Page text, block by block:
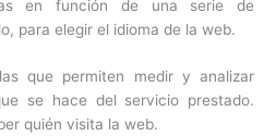
en función de una serie de
para elegir el idioma de la web.
que permiten medir y analizar
se hace del servicio prestado.
quién visita la web.